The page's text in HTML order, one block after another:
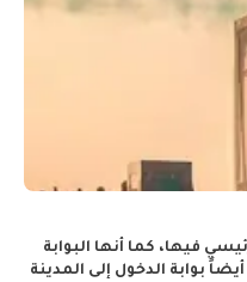
فيها، كما أنها البوابة
بوابة الدخول إلى المدينة